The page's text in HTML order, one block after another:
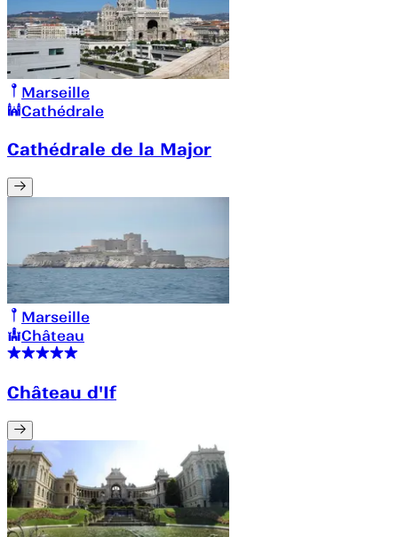
Marseille
Cathédrale
Cathédrale de la Major
Marseille
Château
Château d'If